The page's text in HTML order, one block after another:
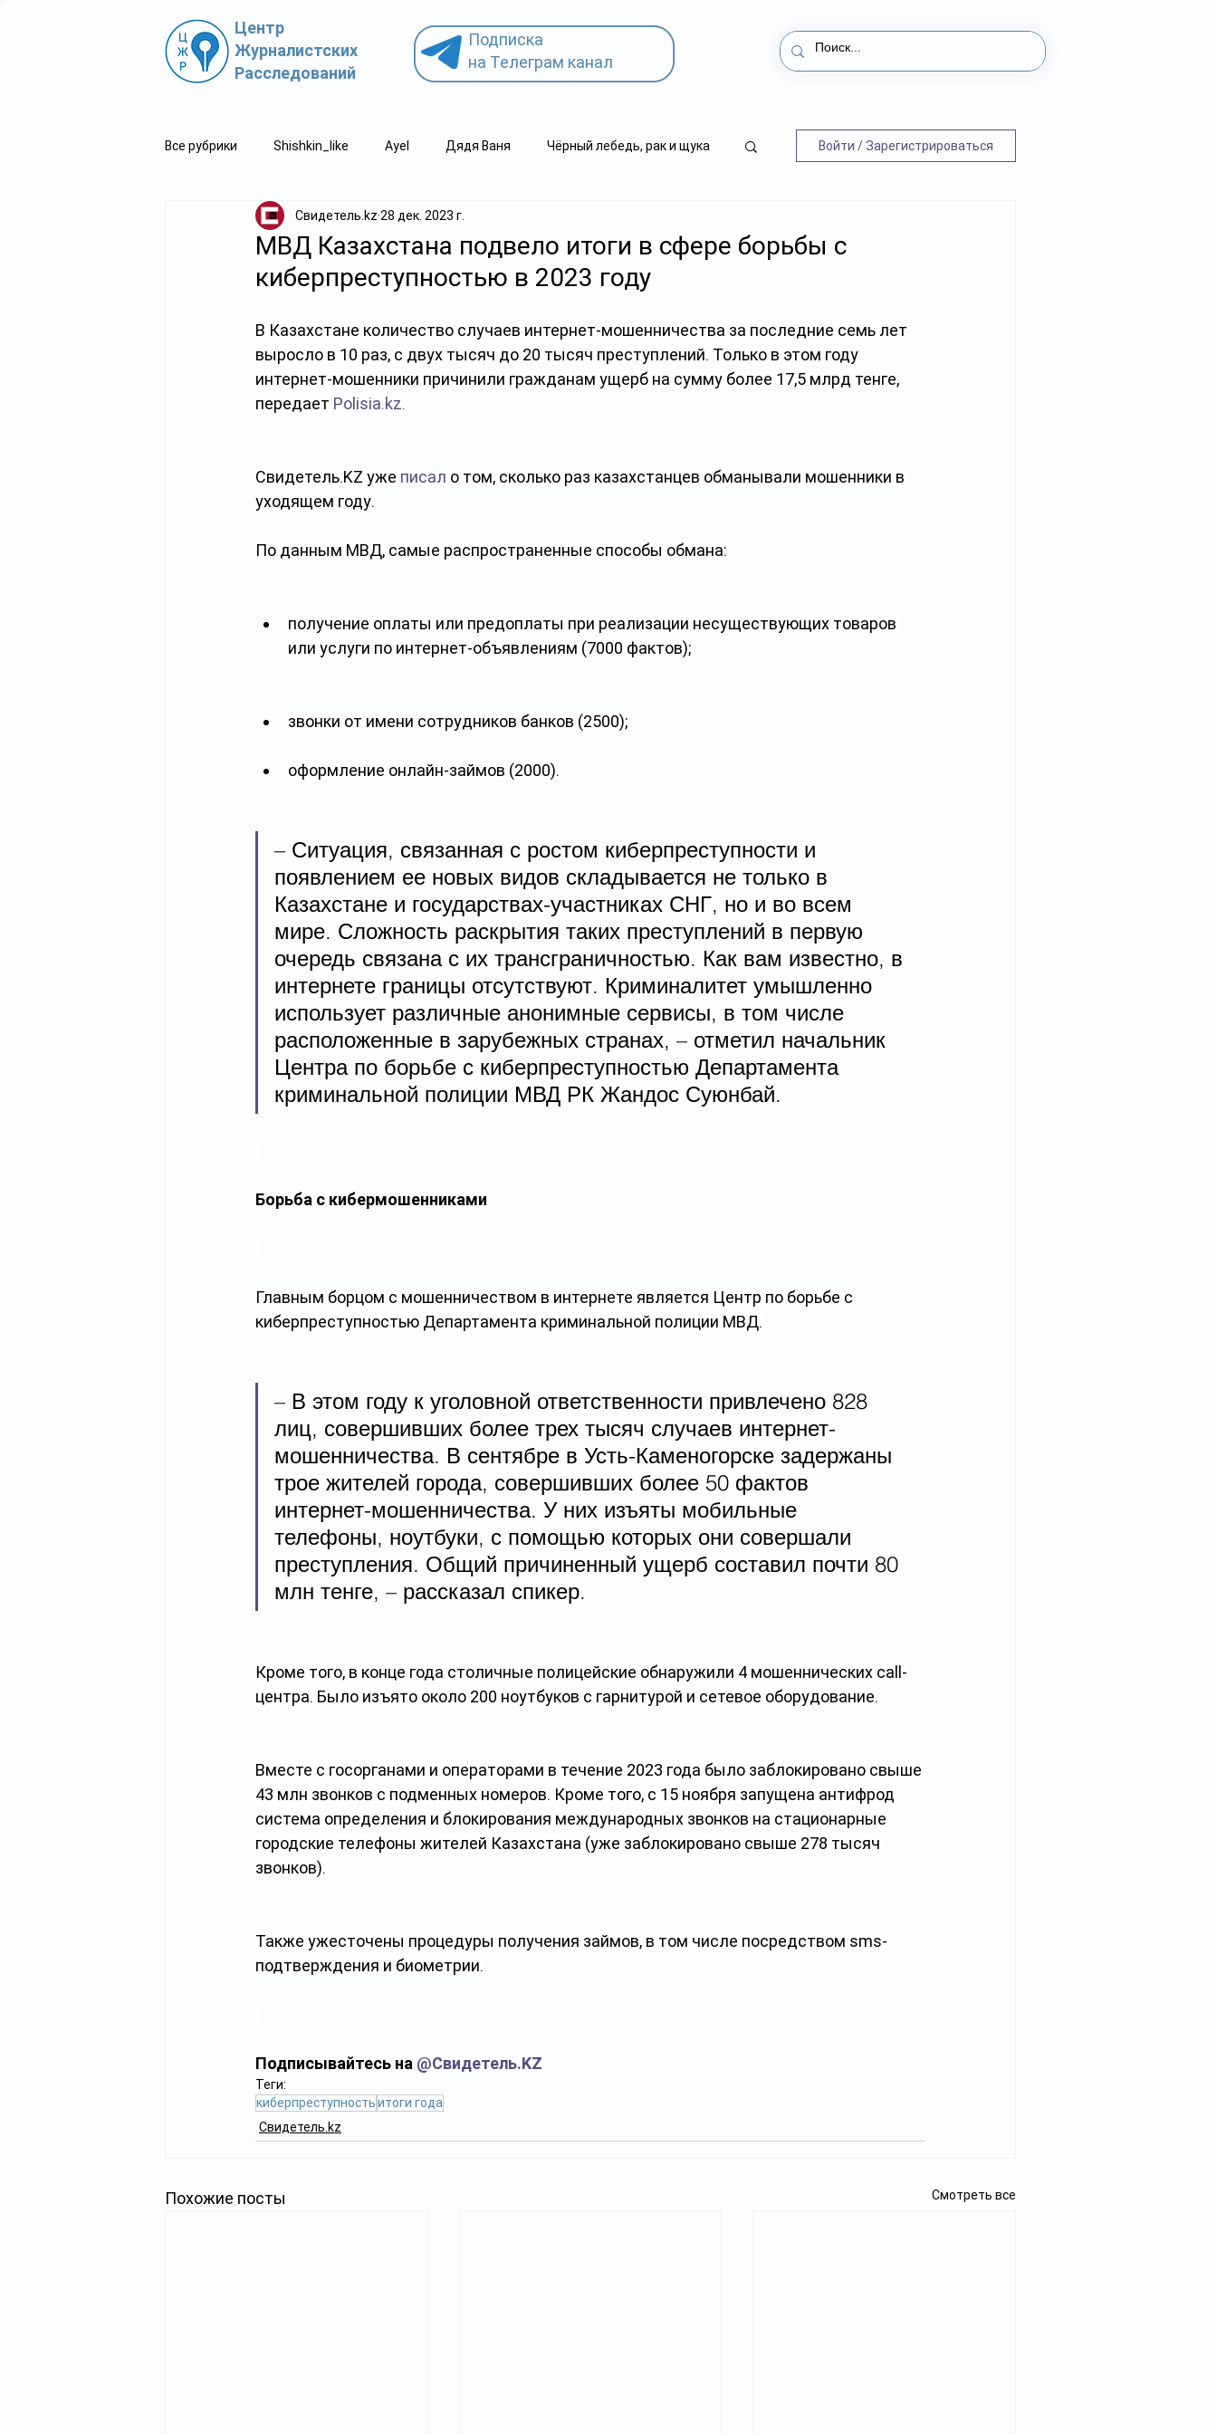
Центр
Журналистских
Расследований
Подписка
на Телеграм канал
Все рубрики Shishkin_like Ayel Дядя Ваня Чёрный лебедь, рак и щука
Политпросвет.kz Свидетель.kz детский суицид
Войти / Зарегистрироваться
МВД Казахстана подвело итоги в сфере борьбы с
киберпреступностью в 2023 году
Свидетель.kz 28 дек. 2023 г.
В Казахстане количество случаев интернет-мошенничества за последние семь лет
выросло в 10 раз, с двух тысяч до 20 тысяч преступлений. Только в этом году
интернет-мошенники причинили гражданам ущерб на сумму более 17,5 млрд тенге,
передает Polisia.kz.
Свидетель.KZ уже писал о том, сколько раз казахстанцев обманывали мошенники в
уходящем году.
По данным МВД, самые распространенные способы обмана:
получение оплаты или предоплаты при реализации несуществующих товаров
или услуги по интернет-объявлениям (7000 фактов);
звонки от имени сотрудников банков (2500);
оформление онлайн-займов (2000).
– Ситуация, связанная с ростом киберпреступности и
появлением ее новых видов складывается не только в
Казахстане и государствах-участниках СНГ, но и во всем
мире. Сложность раскрытия таких преступлений в первую
очередь связана с их трансграничностью. Как вам известно, в
интернете границы отсутствуют. Криминалитет умышленно
использует различные анонимные сервисы, в том числе
расположенные в зарубежных странах, – отметил начальник
Центра по борьбе с киберпреступностью Департамента
криминальной полиции МВД РК Жандос Суюнбай.
Борьба с кибермошенниками
Главным борцом с мошенничеством в интернете является Центр по борьбе с
киберпреступностью Департамента криминальной полиции МВД.
– В этом году к уголовной ответственности привлечено 828
лиц, совершивших более трех тысяч случаев интернет-
мошенничества. В сентябре в Усть-Каменогорске задержаны
трое жителей города, совершивших более 50 фактов
интернет-мошенничества. У них изъяты мобильные
телефоны, ноутбуки, с помощью которых они совершали
преступления. Общий причиненный ущерб составил почти 80
млн тенге, – рассказал спикер.
Кроме того, в конце года столичные полицейские обнаружили 4 мошеннических call-
центра. Было изъято около 200 ноутбуков с гарнитурой и сетевое оборудование.
Вместе с госорганами и операторами в течение 2023 года было заблокировано свыше
43 млн звонков с подменных номеров. Кроме того, с 15 ноября запущена антифрод
система определения и блокирования международных звонков на стационарные
городские телефоны жителей Казахстана (уже заблокировано свыше 278 тысяч
звонков).
Также ужесточены процедуры получения займов, в том числе посредством sms-
подтверждения и биометрии.
Подписывайтесь на @Свидетель.KZ
Теги:
киберпреступностьитоги года
Свидетель.kz
Похожие посты Смотреть все